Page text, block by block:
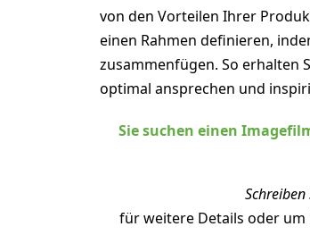
von den Vorteilen Ihrer
einen Rahmen definieren,
zusammenfügen. So erhalten
optimal ansprechen und
Sie suchen einen
für weitere Details oder